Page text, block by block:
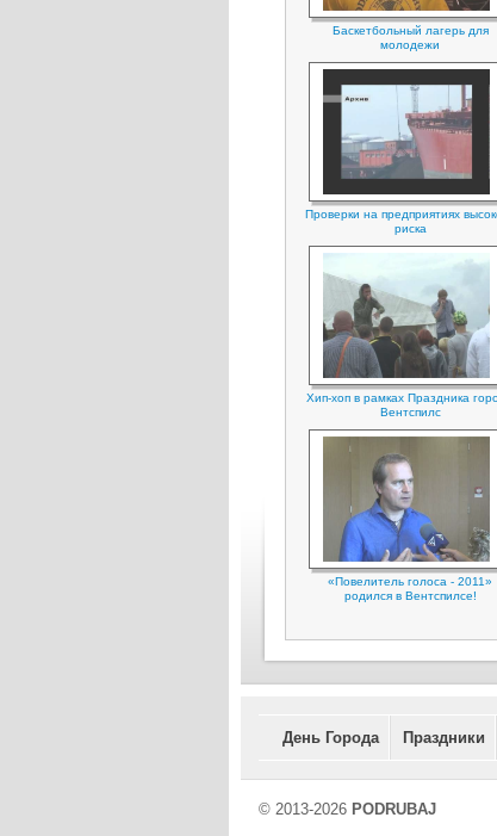
Баскетбольный лагерь для
молодежи
Проверки на предприятиях
риска
Хип-хоп в рамках Праздника
Вентспилс
«Повелитель голоса - 2011»
родился в Вентспилсе!
День Города Праздники
© 2013-2026 PODRUBAJ